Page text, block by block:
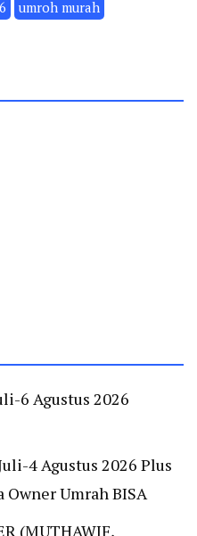
umroh murah
6 Agustus 2026
4 Agustus 2026 Plus
Umrah BISA
(MUTHAWIF,